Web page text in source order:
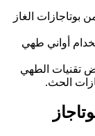
بوتاجازات الغاز
أواني طهي
تقنيات الطهي
الحث.